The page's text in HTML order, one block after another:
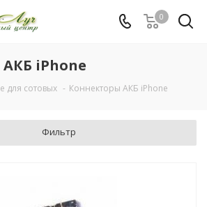
0
iPhone
для сотовых - Коннекторы АКБ iPhone
Фильтр